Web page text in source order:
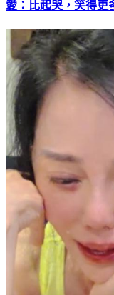
愛：比起哭，笑得更